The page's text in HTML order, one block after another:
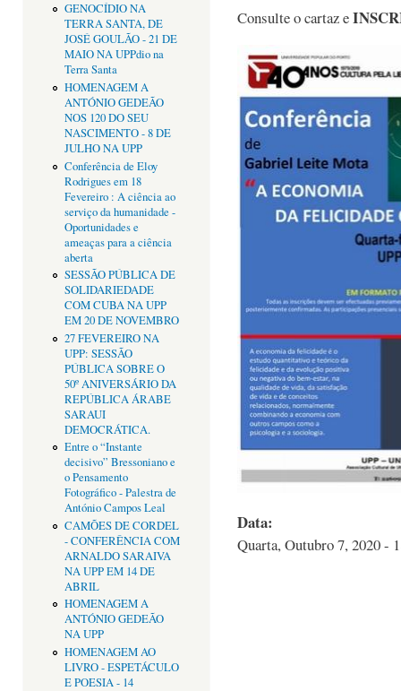
GENOCÍDIO NA
TERRA SANTA, DE
JOSÉ GOULÃO - 21 DE
MAIO NA UPPdio na
Terra Santa
HOMENAGEM A
ANTÓNIO GEDEÃO
NOS 120 DO SEU
NASCIMENTO - 8 DE
JULHO NA UPP
Conferência de Eloy
Rodrigues em 18
Fevereiro : A ciência ao
serviço da humanidade -
Oportunidades e
ameaças para a ciência
aberta
SESSÃO PÚBLICA DE
SOLIDARIEDADE
COM CUBA NA UPP
EM 20 DE NOVEMBRO
27 FEVEREIRO NA
UPP: SESSÃO
PÚBLICA SOBRE O
50º ANIVERSÁRIO DA
REPÚBLICA ÁRABE
SARAUI
DEMOCRÁTICA.
Entre o “Instante
decisivo” Bressoniano e
o Pensamento
Fotográfico - Palestra de
António Campos Leal
CAMÕES DE CORDEL
- CONFERÊNCIA COM
ARNALDO SARAIVA
NA UPP EM 14 DE
ABRIL
HOMENAGEM A
ANTÓNIO GEDEÃO
NA UPP
HOMENAGEM AO
LIVRO - ESPETÁCULO
E POESIA - 14
Consulte o cartaz e
Data:
Quarta, Outubro 7, 2020 -